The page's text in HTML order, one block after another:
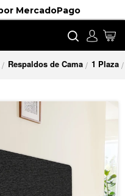
MercadoPago
Buscar
/ Respaldos de Cama / 1 Plaza /